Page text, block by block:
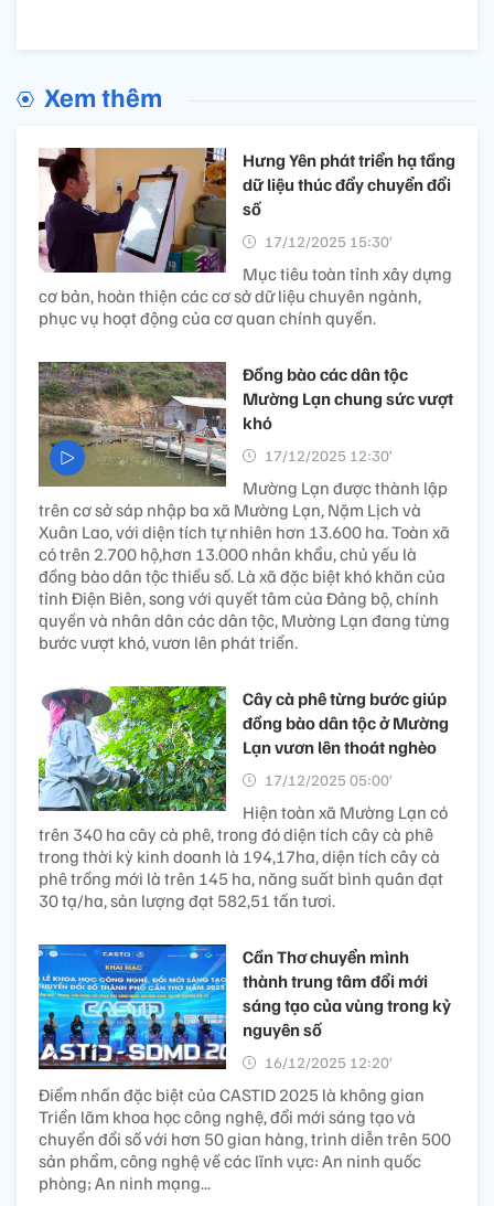
Xem thêm
Hưng Yên phát triển hạ tầng
dữ liệu thúc đẩy chuyển đổi
số
17/12/2025 15:30’
Mục tiêu toàn tỉnh xây dựng
cơ bản, hoàn thiện các cơ sở dữ liệu chuyên ngành,
phục vụ hoạt động của cơ quan chính quyền.
Đồng bào các dân tộc
Mường Lạn chung sức vượt
khó
17/12/2025 12:30’
Mường Lạn được thành lập
trên cơ sở sáp nhập ba xã Mường Lạn, Nặm Lịch và
Xuân Lao, với diện tích tự nhiên hơn 13.600 ha. Toàn xã
có trên 2.700 hộ,hơn 13.000 nhân khẩu, chủ yếu là
đồng bào dân tộc thiểu số. Là xã đặc biệt khó khăn của
tỉnh Điện Biên, song với quyết tâm của Đảng bộ, chính
quyền và nhân dân các dân tộc, Mường Lạn đang từng
bước vượt khó, vươn lên phát triển.
Cây cà phê từng bước giúp
đồng bào dân tộc ở Mường
Lạn vươn lên thoát nghèo
17/12/2025 05:00’
Hiện toàn xã Mường Lạn có
trên 340 ha cây cà phê, trong đó diện tích cây cà phê
trong thời kỳ kinh doanh là 194,17ha, diện tích cây cà
phê trồng mới là trên 145 ha, năng suất bình quân đạt
30 tạ/ha, sản lượng đạt 582,51 tấn tươi.
Cần Thơ chuyển mình
thành trung tâm đổi mới
sáng tạo của vùng trong kỷ
nguyên số
16/12/2025 12:20’
Điểm nhấn đặc biệt của CASTID 2025 là không gian
Triển lãm khoa học công nghệ, đổi mới sáng tạo và
chuyển đổi số với hơn 50 gian hàng, trình diễn trên 500
sản phẩm, công nghệ về các lĩnh vực: An ninh quốc
phòng; An ninh mạng...